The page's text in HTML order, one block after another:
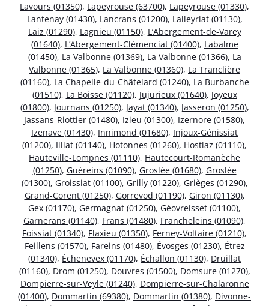
Lavours (01350), Lapeyrouse (63700), Lapeyrouse (01330),
Lantenay (01430), Lancrans (01200), Lalleyriat (01130),
Laiz (01290), Lagnieu (01150), L’Abergement-de-Varey
(01640), L’Abergement-Clémenciat (01400), Labalme
(01450), La Valbonne (01369), La Valbonne (01366), La
Valbonne (01365), La Valbonne (01360), La Tranclière
(01160), La Chapelle-du-Châtelard (01240), La Burbanche
(01510), La Boisse (01120), Jujurieux (01640), Joyeux
(01800), Journans (01250), Jayat (01340), Jasseron (01250),
Jassans-Riottier (01480), Izieu (01300), Izernore (01580),
Izenave (01430), Innimond (01680), Injoux-Génissiat
(01200), Illiat (01140), Hotonnes (01260), Hostiaz (01110),
Hauteville-Lompnes (01110), Hautecourt-Romanèche
(01250), Guéreins (01090), Groslée (01680), Groslée
(01300), Groissiat (01100), Grilly (01220), Grièges (01290),
Grand-Corent (01250), Gorrevod (01190), Giron (01130),
Gex (01170), Germagnat (01250), Géovreisset (01100),
Garnerans (01140), Frans (01480), Francheleins (01090),
Foissiat (01340), Flaxieu (01350), Ferney-Voltaire (01210),
Feillens (01570), Fareins (01480), Évosges (01230), Étrez
(01340), Échenevex (01170), Échallon (01130), Druillat
(01160), Drom (01250), Douvres (01500), Domsure (01270),
Dompierre-sur-Veyle (01240), Dompierre-sur-Chalaronne
(01400), Dommartin (69380), Dommartin (01380), Divonne-